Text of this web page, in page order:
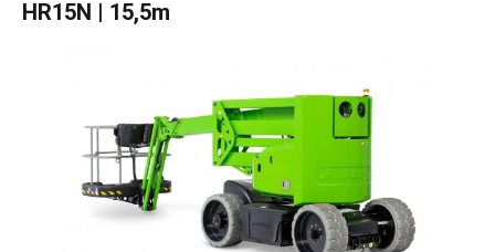
HR15N | 15,5m